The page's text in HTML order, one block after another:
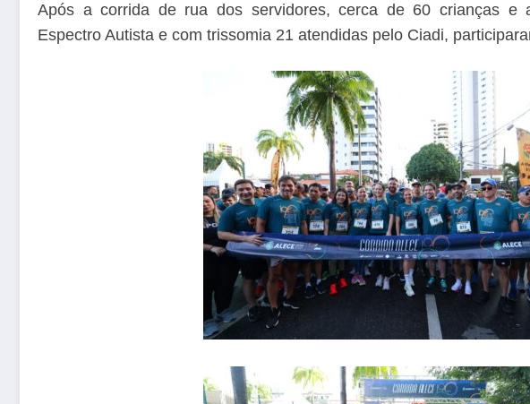
Após a corrida de rua dos servidores, cerca de 60 crianças e
Espectro Autista e com trissomia 21 atendidas pelo Ciadi,